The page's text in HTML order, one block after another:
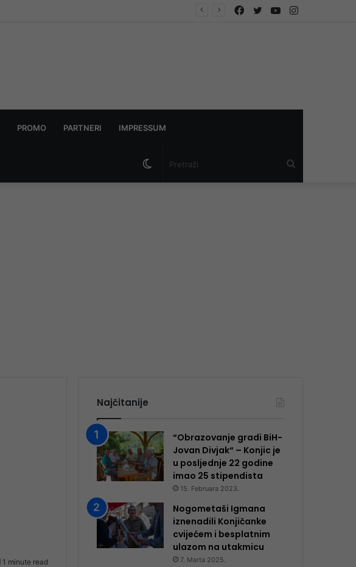
Instagram
YouTube
Twitter
Facebook
PROMO PARTNERI IMPRESSUM
Switch
1 minute read
Najčitanije
“Obrazovanje gradi BiH-
Jovan Divjak“ – Konjic je
u posljednje 22 godine
imao 25 ​​stipendista
15. Februara 2023.
Nogometaši Igmana
iznenadili Konjičanke
cvijećem i besplatnim
ulazom na utakmicu
7. Marta 2025.